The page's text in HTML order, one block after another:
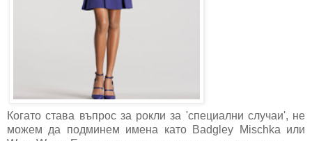
Когато става въпрос за рокли за 'специални случаи', не
можем да подминем имена като Badgley Mischka или